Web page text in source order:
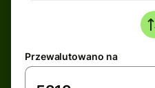
Przewalutowano na